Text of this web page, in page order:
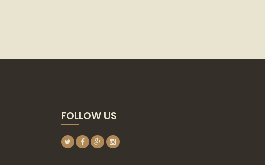
FOLLOW US